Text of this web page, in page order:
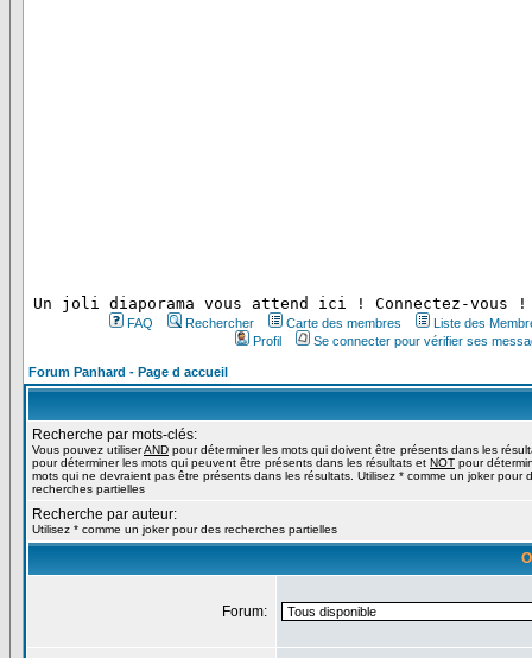
Un joli diaporama vous attend ici ! Connectez-vous !
FAQ Rechercher Carte des membres
Liste des
Profil
Se connecter pour vérifier ses
Forum Panhard - Page d accueil
Recherche par mots-clés:
Vous pouvez utiliserAND pour déterminer les mots qui doivent être présents dans les
pour déterminer les mots qui peuvent être présents dans les résultats et NOT pour
mots qui ne devraient pas être présents dans les résultats. Utilisez * comme un joker pour
recherches partielles
Recherche par auteur:
Utilisez * comme un joker pour des recherches partielles
Forum: